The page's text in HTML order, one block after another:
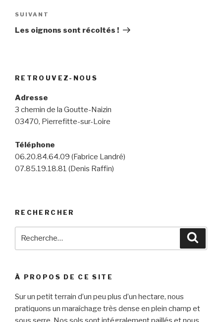
Article
suivant
SUIVANT
Les oignons sont récoltés !
RETROUVEZ-NOUS
Adresse
3 chemin de la Goutte-Naizin
03470, Pierrefitte-sur-Loire
Téléphone
06.20.84.64.09 (Fabrice Landré)
07.85.19.18.81 (Denis Raffin)
RECHERCHER
À PROPOS DE CE SITE
Sur un petit terrain d’un peu plus d’un hectare, nous
pratiquons un maraîchage très dense en plein champ et